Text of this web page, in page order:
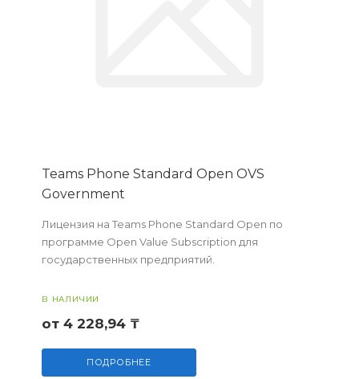
Teams Phone Standard Open OVS
Government
Лицензия на Teams Phone Standard Open по
программе Open Value Subscription для
государственных предприятий.
В НАЛИЧИИ
от 4 228,94 ₸
ПОДРОБНЕЕ